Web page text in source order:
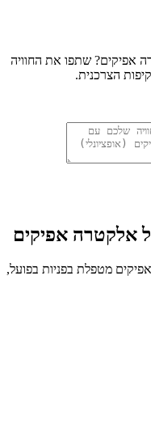
אפיקים? שתפו את החוויה
הצרכנית.
אלקטרה אפיקים
מטפלת בפניות בפועל,